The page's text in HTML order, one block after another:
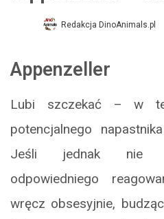
Redakcja DinoAnimals.pl
Appenzeller
Lubi szczekać – w
potencjalnego
Jeśli jednak nie
odpowiedniego
wręcz obsesyjnie,